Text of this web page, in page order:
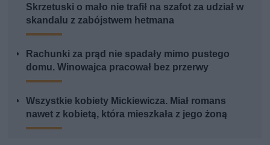
Skrzetuski o mało nie trafił na szafot za udział w
skandalu z zabójstwem hetmana
Rachunki za prąd nie spadały mimo pustego
domu. Winowajca pracował bez przerwy
Wszystkie kobiety Mickiewicza. Miał romans
nawet z kobietą, która mieszkała z jego żoną